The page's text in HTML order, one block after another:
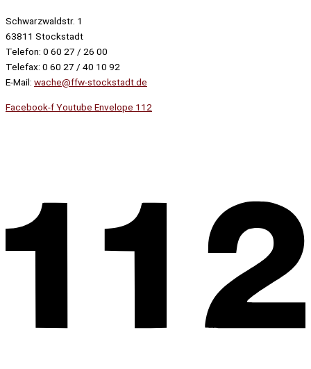
Schwarzwaldstr. 1
63811 Stockstadt
Telefon: 0 60 27 / 26 00
Telefax: 0 60 27 / 40 10 92
E-Mail: wache@ffw-stockstadt.de
Facebook-fYoutube Envelope 112